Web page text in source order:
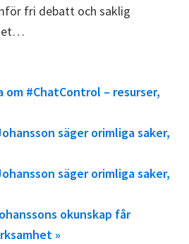
fri debatt och saklig
om #ChatControl – resurser,
säger orimliga saker,
säger orimliga saker,
okunskap får
»